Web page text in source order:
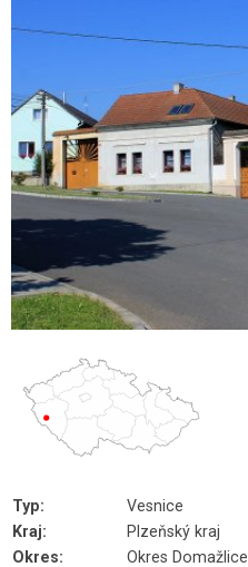
Typ:
Vesnice
Kraj:
Plzeňský kraj
Okres:
Okres Domažlice